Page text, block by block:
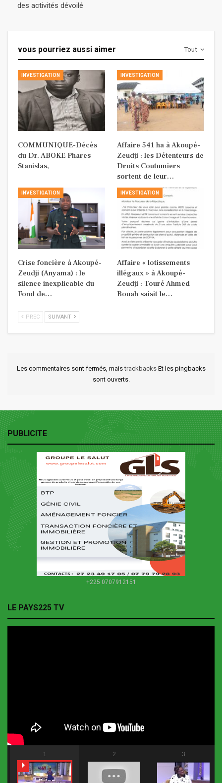
des activités dévoilé
Tout
vous pourriez aussi aimer
INVESTIGATION
COMMUNIQUE-Décès
du Dr. ABOKE Phares
Stanislas,
INVESTIGATION
Affaire 541 ha à Akoupé-
Zeudji : les Détenteurs de
Droits Coutumiers
sortent de leur…
INVESTIGATION
Crise foncière à Akoupé-
Zeudji (Anyama) : le
silence inexplicable du
Fond de…
INVESTIGATION
Affaire « lotissements
illégaux » à Akoupé-
Zeudji : Touré Ahmed
Bouah saisit le…
PREC SUIVANT
Les commentaires sont fermés, maistrackbacks Et les pingbacks
sont ouverts.
PUBLICITE
+225 0707912151
LE PAYS225 TV
1 2 3